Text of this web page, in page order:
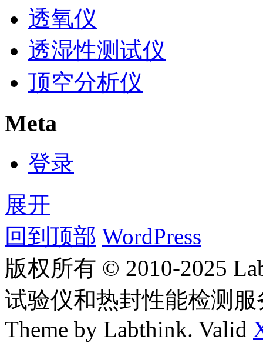
透氧仪
透湿性测试仪
顶空分析仪
Meta
登录
展开
回到顶部 WordPress
版权所有 © 2010-2025
试验仪和热封性能检测
Theme by Labthink. Valid